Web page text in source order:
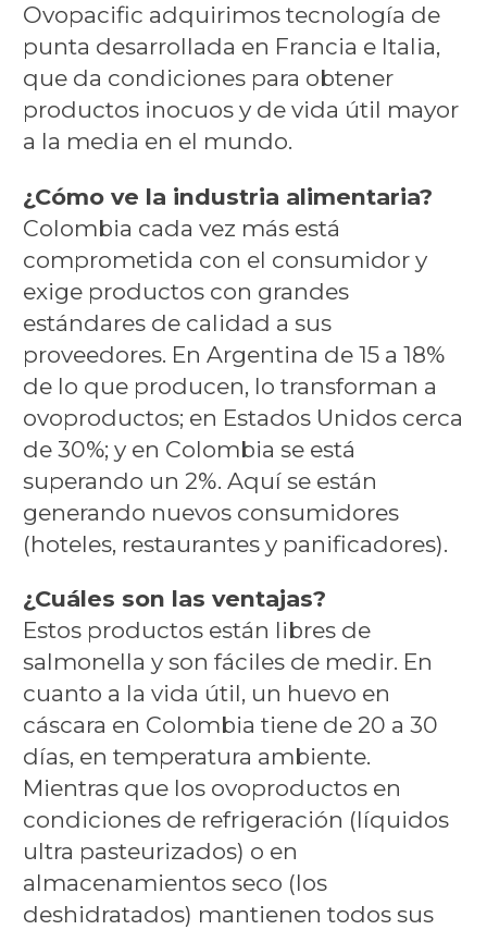
Ovopacific adquirimos tecnología de
punta desarrollada en Francia e Italia,
que da condiciones para obtener
productos inocuos y de vida útil mayor
a la media en el mundo.
¿Cómo ve la industria alimentaria?
Colombia cada vez más está
comprometida con el consumidor y
exige productos con grandes
estándares de calidad a sus
proveedores. En Argentina de 15 a 18%
de lo que producen, lo transforman a
ovoproductos; en Estados Unidos cerca
de 30%; y en Colombia se está
superando un 2%. Aquí se están
generando nuevos consumidores
(hoteles, restaurantes y panificadores).
¿Cuáles son las ventajas?
Estos productos están libres de
salmonella y son fáciles de medir. En
cuanto a la vida útil, un huevo en
cáscara en Colombia tiene de 20 a 30
días, en temperatura ambiente.
Mientras que los ovoproductos en
condiciones de refrigeración (líquidos
ultra pasteurizados) o en
almacenamientos seco (los
deshidratados) mantienen todos sus